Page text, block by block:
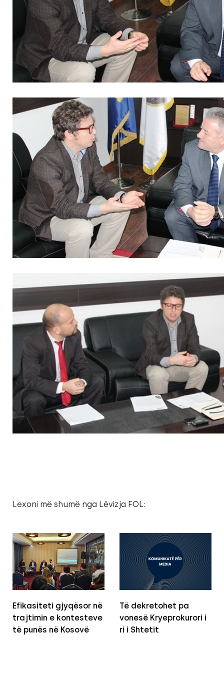
Lexoni më shumë nga Lëvizja FOL:
Efikasiteti gjyqësor në
trajtimin e kontesteve
të punës në Kosovë
Të dekretohet pa
vonesë Kryeprokurori i
ri i Shtetit